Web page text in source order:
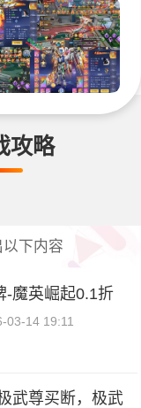
攻略
下内容
-魔英崛起0.1折
03-14 19:11
武尊买断，极武